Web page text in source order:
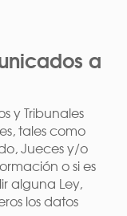
a
y Tribunales
tales como
Jueces y/o
o si es
alguna Ley,
los datos